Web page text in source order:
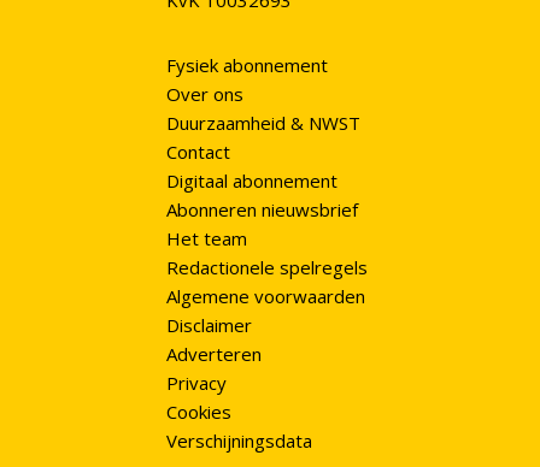
Fysiek abonnement
Over ons
Duurzaamheid & NWST
Contact
Digitaal abonnement
Abonneren nieuwsbrief
Het team
Redactionele spelregels
Algemene voorwaarden
Disclaimer
Adverteren
Privacy
Cookies
Verschijningsdata